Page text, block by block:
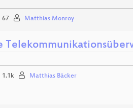
67 Matthias Monroy
1.1k Matthias Bäcker